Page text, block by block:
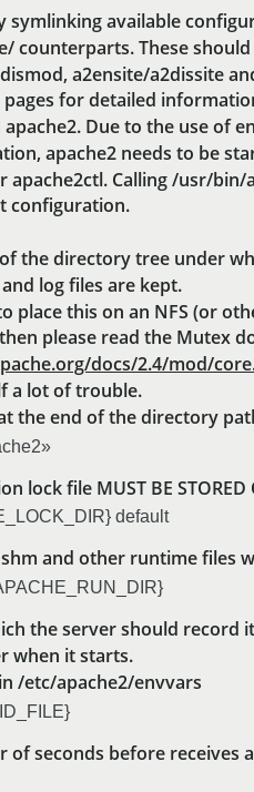
symlinking available
counterparts. These
a2ensite/a2dissite
for detailed
Due to the use of
apache2 needs to be
apache2ctl. Calling /usr/
configuration.
the directory tree under
log files are kept.
place this on an NFS (or
please read the Mutex
docs/2.4/mod/
a lot of trouble.
the end of the directory
lock file MUST BE STORED
default
and other runtime files
the server should record
when it starts.
/etc/apache2/envvars
of seconds before receives